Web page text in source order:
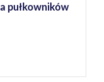
pułkowników